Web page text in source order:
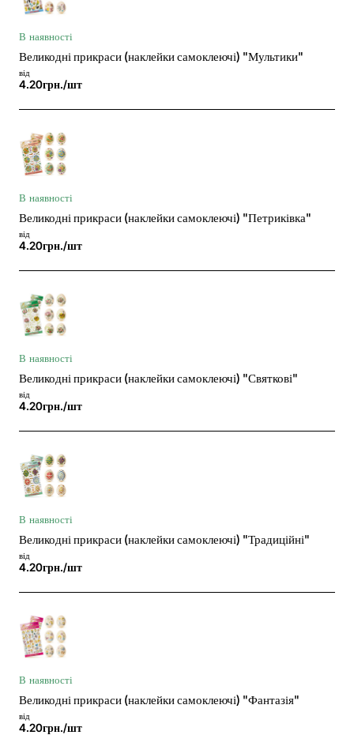
В наявності
Великодні прикраси (наклейки самоклеючі) "Мультики"
від
4.20грн./шт
В наявності
Великодні прикраси (наклейки самоклеючі) "Петриківка"
від
4.20грн./шт
В наявності
Великодні прикраси (наклейки самоклеючі) "Святкові"
від
4.20грн./шт
В наявності
Великодні прикраси (наклейки самоклеючі) "Традиційні"
від
4.20грн./шт
В наявності
Великодні прикраси (наклейки самоклеючі) "Фантазія"
від
4.20грн./шт